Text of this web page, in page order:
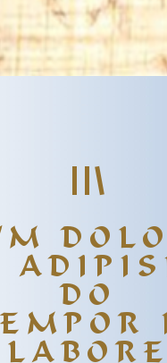
DO
LABORE